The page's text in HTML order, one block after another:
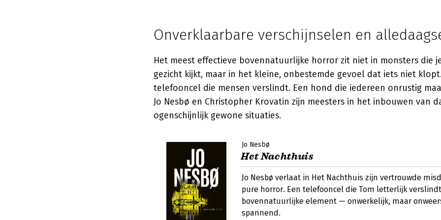
Onverklaarbare verschijnselen en
Het meest effectieve bovennatuurlijke horror zit niet in monsters die
gezicht kijkt, maar in het kleine, onbestemde gevoel dat iets niet
telefooncel die mensen verslindt. Een hond die iedereen onrustig
Jo Nesbø en Christopher Krovatin zijn meesters in het inbouwen van
ogenschijnlijk gewone situaties.
Jo Nesbø
Het Nachthuis
Jo Nesbø verlaat in Het Nachthuis zijn vertrouwde
pure horror. Een telefooncel die Tom letterlijk
bovennatuurlijke element — onwerkelijk, maar
spannend.